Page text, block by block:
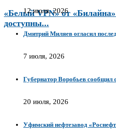
«Белый VPN» от
доступны...
12 июля, 2026
Дмитрий Миляев огласил
7 июля, 2026
Губернатор Воробьев сообщил
20 июля, 2026
Уфимский нефтезавод